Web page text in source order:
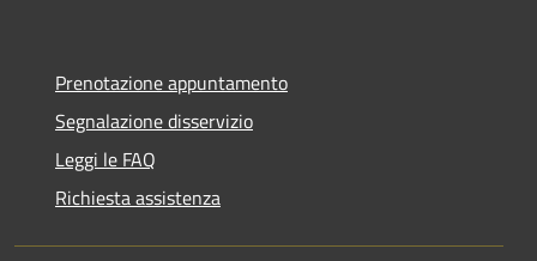
Prenotazione appuntamento
Segnalazione disservizio
Leggi le FAQ
Richiesta assistenza